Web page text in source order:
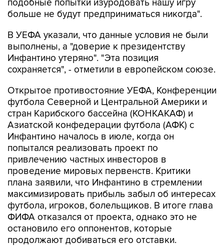
подобные попытки изуродовать нашу игру
больше не будут предприниматься никогда".
В УЕФА указали, что данные условия не были
выполнены, а "доверие к президентству
Инфантино утеряно". "Эта позиция
сохраняется", - отметили в европейском союзе.
Открытое противостояние УЕФА, Конференции
футбола Северной и Центральной Америки и
стран Карибского бассейна (КОНКАКАФ) и
Азиатской конфедерации футбола (АФК) с
Инфантино началось в июле, когда он
попытался реализовать проект по
привлечению частных инвесторов в
проведение мировых первенств. Критики
плана заявили, что Инфантино в стремлении
максимизировать прибыль забыл об интересах
футбола, игроков, болельщиков. В итоге глава
ФИФА отказался от проекта, однако это не
остановило его оппонентов, которые
продолжают добиваться его отставки.